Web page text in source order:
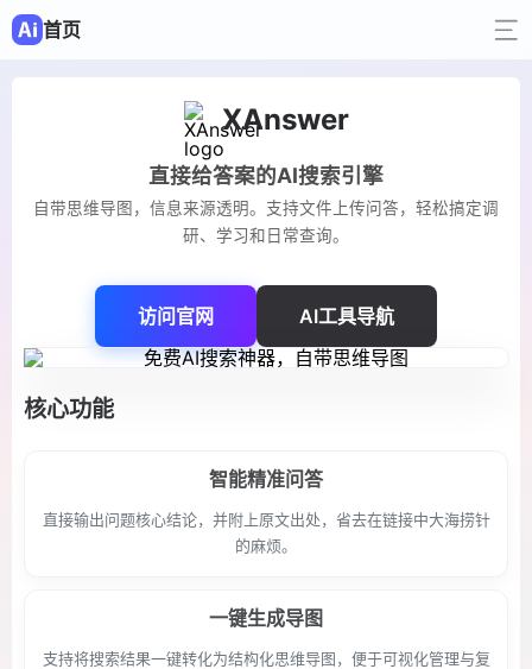
首页
XAnswer
直接给答案的AI搜索引擎
自带思维导图，信息来源透明。支持文件上传问答，轻松搞定调
研、学习和日常查询。
访问官网 AI工具导航
核心功能
智能精准问答
直接输出问题核心结论，并附上原文出处，省去在链接中大海捞针
的麻烦。
一键生成导图
支持将搜索结果一键转化为结构化思维导图，便于可视化管理与复